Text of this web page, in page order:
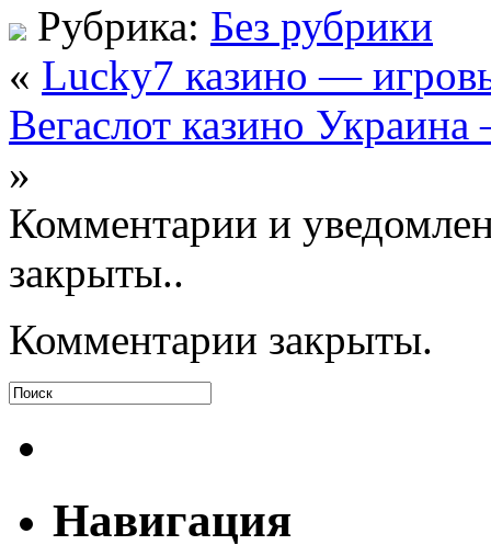
Рубрика: Без рубрики
« Lucky7 казино —
Вегаслот казино
»
Комментарии и
закрыты..
Комментарии закрыты.
Навигация